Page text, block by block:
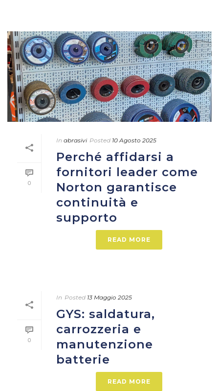
0
In abrasivi Posted 10 Agosto 2025
Perché affidarsi a
fornitori leader come
Norton garantisce
continuità e
supporto
READ MORE
0
In Posted 13 Maggio 2025
GYS: saldatura,
carrozzeria e
manutenzione
batterie
READ MORE